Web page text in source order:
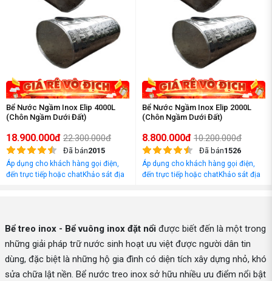
Bể Nước Ngầm Inox Elip 4000L
(Chôn Ngầm Dưới Đất)
18.900.000đ 22.300.000đ
Đã bán2015
Áp dụng cho khách hàng gọi điện,
đến trực tiếp hoặc chatKhảo sát địa
Bể Nước Ngầm Inox Elip 2000L
(Chôn Ngầm Dưới Đất)
8.800.000đ 10.200.000đ
Đã bán1526
Áp dụng cho khách hàng gọi điện,
đến trực tiếp hoặc chatKhảo sát địa
Bể treo inox - Bể vuông inox đặt nổi được biết đến là một trong
những giải pháp trữ nước sinh hoạt ưu việt được người dân tin
dùng, đặc biệt là những hộ gia đình có diện tích xây dựng nhỏ, khó
sửa chữa lật nền. Bể nước treo inox sở hữu nhiều ưu điểm nổi bật